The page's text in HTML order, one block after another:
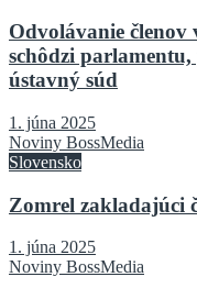
Odvolávanie
schôdzi
ústavný súd
1. júna 2025
Noviny BossMedia
Slovensko
Zomrel zakladajúci
1. júna 2025
Noviny BossMedia